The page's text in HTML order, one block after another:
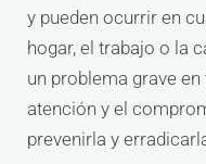
y pueden ocurrir en
hogar, el trabajo o la
un problema grave
atención y el
prevenirla y